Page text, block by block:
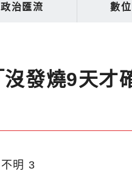
政治匯流 數
發燒9天才